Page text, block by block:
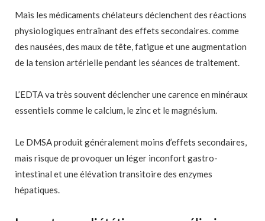
Mais les médicaments chélateurs déclenchent des réactions
physiologiques entraînant des effets secondaires. comme
des nausées, des maux de tête, fatigue et une augmentation
de la tension artérielle pendant les séances de traitement.
L’EDTA va très souvent déclencher une carence en minéraux
essentiels comme le calcium, le zinc et le magnésium.
Le DMSA produit généralement moins d’effets secondaires,
mais risque de provoquer un léger inconfort gastro-
intestinal et une élévation transitoire des enzymes
hépatiques.